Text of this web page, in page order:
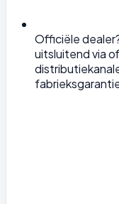
Officiële
uitsluitend via